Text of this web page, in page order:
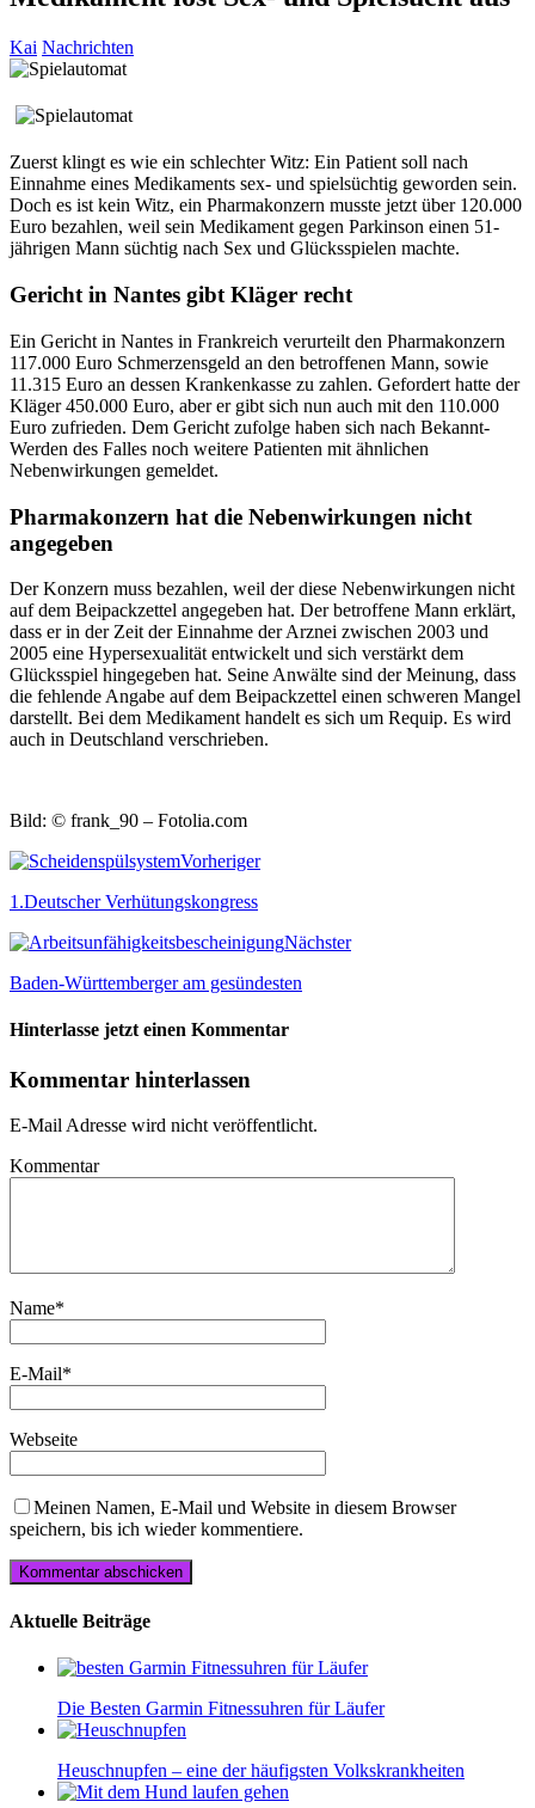
Kai Nachrichten
Zuerst klingt es wie ein schlechter Witz: Ein Patient soll nach
Einnahme eines Medikaments sex- und spielsüchtig geworden sein.
Doch es ist kein Witz, ein Pharmakonzern musste jetzt über 120.000
Euro bezahlen, weil sein Medikament gegen Parkinson einen 51-
jährigen Mann süchtig nach Sex und Glücksspielen machte.
Gericht in Nantes gibt Kläger recht
Ein Gericht in Nantes in Frankreich verurteilt den Pharmakonzern
117.000 Euro Schmerzensgeld an den betroffenen Mann, sowie
11.315 Euro an dessen Krankenkasse zu zahlen. Gefordert hatte der
Kläger 450.000 Euro, aber er gibt sich nun auch mit den 110.000
Euro zufrieden. Dem Gericht zufolge haben sich nach Bekannt-
Werden des Falles noch weitere Patienten mit ähnlichen
Nebenwirkungen gemeldet.
Pharmakonzern hat die Nebenwirkungen nicht
angegeben
Der Konzern muss bezahlen, weil der diese Nebenwirkungen nicht
auf dem Beipackzettel angegeben hat. Der betroffene Mann erklärt,
dass er in der Zeit der Einnahme der Arznei zwischen 2003 und
2005 eine Hypersexualität entwickelt und sich verstärkt dem
Glücksspiel hingegeben hat. Seine Anwälte sind der Meinung, dass
die fehlende Angabe auf dem Beipackzettel einen schweren Mangel
darstellt. Bei dem Medikament handelt es sich um Requip. Es wird
auch in Deutschland verschrieben.
Bild: © frank_90 – Fotolia.com
Vorheriger
1.Deutscher Verhütungskongress
Nächster
Baden-Württemberger am gesündesten
Hinterlasse jetzt einen Kommentar
Kommentar hinterlassen
E-Mail Adresse wird nicht veröffentlicht.
Kommentar
Name*
E-Mail*
Webseite
Meinen Namen, E-Mail und Website in diesem Browser
speichern, bis ich wieder kommentiere.
Aktuelle Beiträge
Die Besten Garmin Fitnessuhren für Läufer
Heuschnupfen – eine der häufigsten Volkskrankheiten